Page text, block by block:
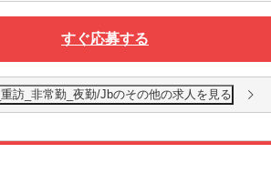
すぐ応募する
訪_非常勤_夜勤/Jbのその他の求人を見る